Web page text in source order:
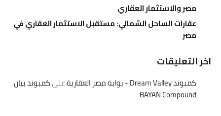
مصر والاستثمار العقاري
عقارات الساحل الشمالي: مستقبل الاستثمار العقاري في
مصر
اخر التعليقات
كمبوند Dream Valley - بوابة مصر العقارية علىكمبوند بيان
BAYAN Compound